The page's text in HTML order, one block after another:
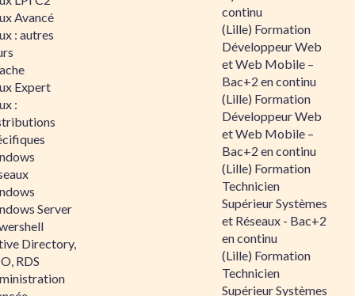
Avancé
: autres
Expert
:
Server
Directory,
RDS
continu
(Lille) Formation
Développeur Web
et Web Mobile –
Bac+2 en continu
(Lille) Formation
Développeur Web
et Web Mobile –
Bac+2 en continu
(Lille) Formation
Technicien
Supérieur Systèmes
et Réseaux - Bac+2
en continu
(Lille) Formation
Technicien
Supérieur Systèmes